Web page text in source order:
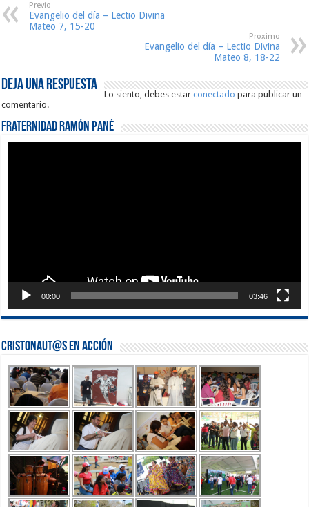
Previo
Evangelio del día – Lectio Divina
Mateo 7, 15-20
Proximo
Evangelio del día – Lectio Divina
Mateo 8, 18-22
Deja una respuesta
Lo siento, debes estarconectado para publicar un
comentario.
Fraternidad Ramón Pané
00:00 03:46
Cristonaut@s en Acción